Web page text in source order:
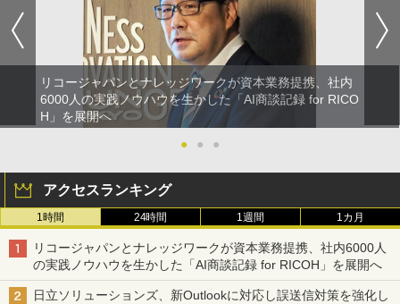
リコージャパンとナレッジワークが資本業務提携、社内
6000人の実践ノウハウを生かした「AI商談記録 for RICO
H」を展開へ
●
● ●
アクセスランキング
1時間 24時間 1週間 1カ月
リコージャパンとナレッジワークが資本業務提携、社内6000人
の実践ノウハウを生かした「AI商談記録 for RICOH」を展開へ
日立ソリューションズ、新Outlookに対応し誤送信対策を強化し